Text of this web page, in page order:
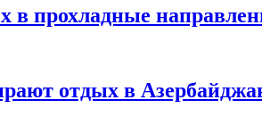
в прохладные
отдых в